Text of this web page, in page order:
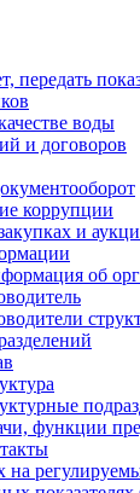
передать
воды
и договоров
коррупции
и
об
функции
на